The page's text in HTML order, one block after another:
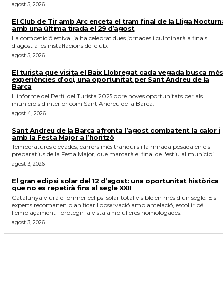
agost 5, 2026
El Club de Tir amb Arc enceta el tram final de la Lliga
amb una última tirada el 29 d’agost
La competició estival ja ha celebrat dues jornades i culminarà a finals
d'agost a les instal·lacions del club.
agost 5, 2026
El turista que visita el Baix Llobregat cada vegada busca més
experiències d’oci, una oportunitat per Sant Andreu de la
Barca
L'informe del Perfil del Turista 2025 obre noves oportunitats per als
municipis d'interior com Sant Andreu de la Barca.
agost 4, 2026
Sant Andreu de la Barca afronta l’agost combatent la calor i
amb la Festa Major a l’horitzó
Temperatures elevades, carrers més tranquils i la mirada posada en els
preparatius de la Festa Major, que marcarà el final de l'estiu al municipi.
agost 3, 2026
El gran eclipsi solar del 12 d’agost: una oportunitat històrica
que no es repetirà fins al segle XXII
Catalunya viurà el primer eclipsi solar total visible en més d'un segle. Els
experts recomanen planificar l'observació amb antelació, escollir bé
l'emplaçament i protegir la vista amb ulleres homologades.
agost 3, 2026